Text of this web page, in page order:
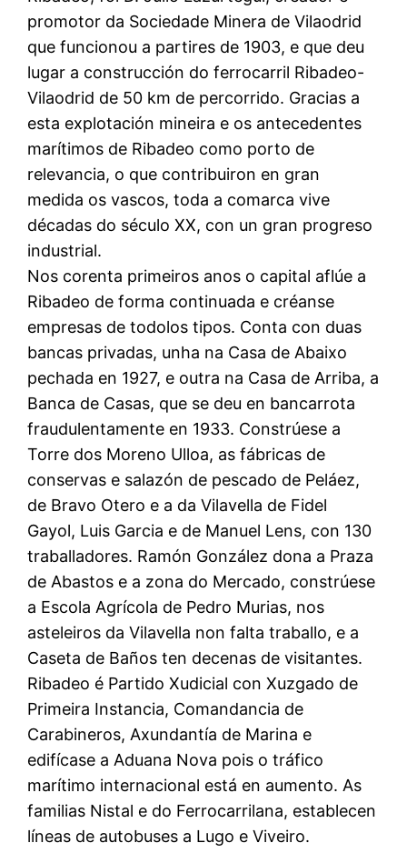
promotor da Sociedade Minera de Vilaodrid
que funcionou a partires de 1903, e que deu
lugar a construcción do ferrocarril Ribadeo-
Vilaodrid de 50 km de percorrido. Gracias a
esta explotación mineira e os antecedentes
marítimos de Ribadeo como porto de
relevancia, o que contribuiron en gran
medida os vascos, toda a comarca vive
décadas do século XX, con un gran progreso
industrial.
Nos corenta primeiros anos o capital aflúe a
Ribadeo de forma continuada e créanse
empresas de todolos tipos. Conta con duas
bancas privadas, unha na Casa de Abaixo
pechada en 1927, e outra na Casa de Arriba, a
Banca de Casas, que se deu en bancarrota
fraudulentamente en 1933. Constrúese a
Torre dos Moreno Ulloa, as fábricas de
conservas e salazón de pescado de Peláez,
de Bravo Otero e a da Vilavella de Fidel
Gayol, Luis Garcia e de Manuel Lens, con 130
traballadores. Ramón González dona a Praza
de Abastos e a zona do Mercado, constrúese
a Escola Agrícola de Pedro Murias, nos
asteleiros da Vilavella non falta traballo, e a
Caseta de Baños ten decenas de visitantes.
Ribadeo é Partido Xudicial con Xuzgado de
Primeira Instancia, Comandancia de
Carabineros, Axundantía de Marina e
edifícase a Aduana Nova pois o tráfico
marítimo internacional está en aumento. As
familias Nistal e do Ferrocarrilana, establecen
líneas de autobuses a Lugo e Viveiro.